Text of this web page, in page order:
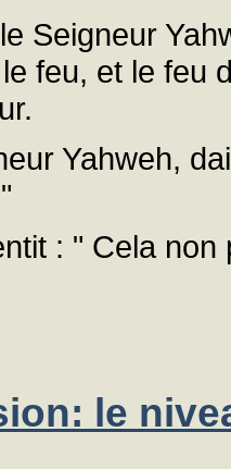
Seigneur
feu, et le feu
Yahweh,
: " Cela
le